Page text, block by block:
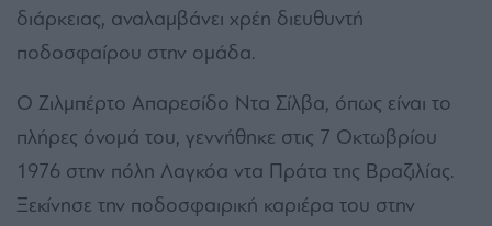
διάρκειας, αναλαμβάνει χρέη διευθυντή
ποδοσφαίρου στην ομάδα.
Ο Ζιλμπέρτο Απαρεσίδο Ντα Σίλβα, όπως είναι το
πλήρες όνομά του, γεννήθηκε στις 7 Οκτωβρίου
1976 στην πόλη Λαγκόα ντα Πράτα της Βραζιλίας.
Ξεκίνησε την ποδοσφαιρική καριέρα του στην